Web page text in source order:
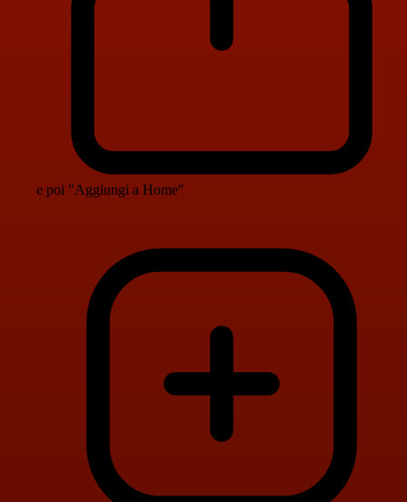
e poi "Aggiungi a Home"